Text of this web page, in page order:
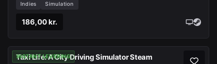
Indies Simulation
186,00 kr.
INSTANT LEVERING
Taxi Life: A City Driving Simulator Steam